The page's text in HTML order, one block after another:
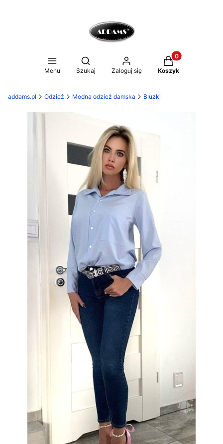
Menu
Otwórz wyszukiwarkę
Szukaj Zaloguj się
Produkty w
Koszyk
addams.pl Odzież Modna odzież damska Bluzki